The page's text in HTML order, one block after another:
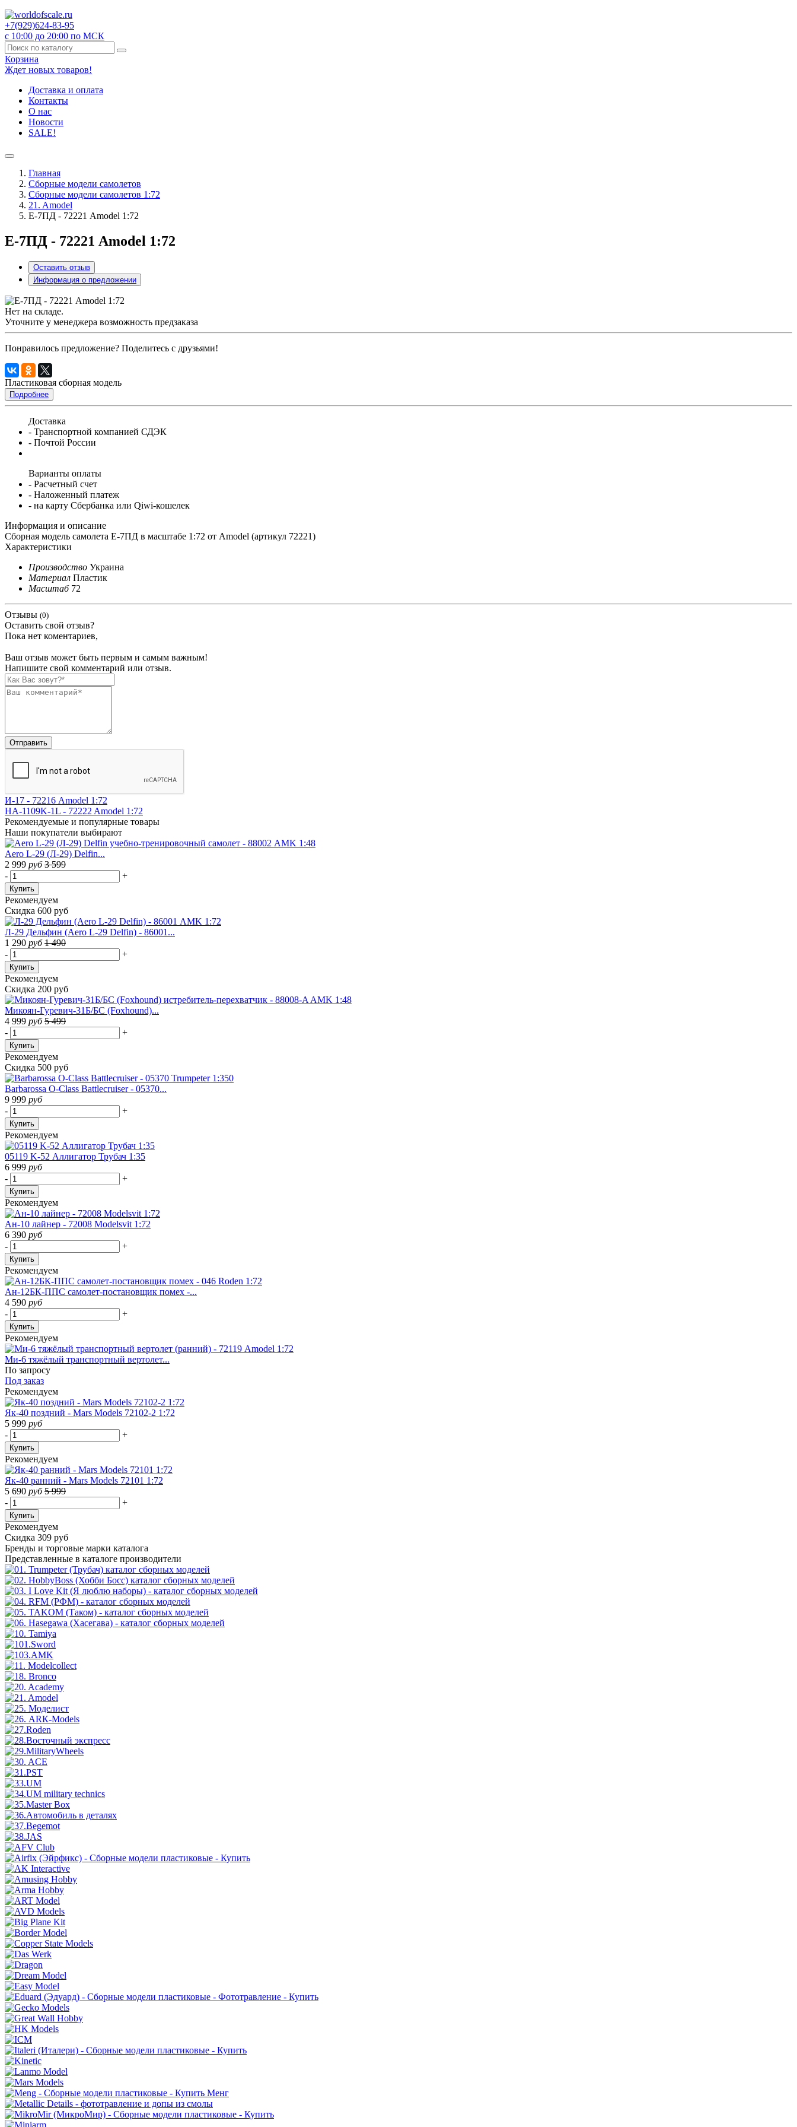
+7(929)624-83-95
с 10:00 до 20:00 по МСК
Корзина
Ждет новых товаров!
Доставка и оплата
Контакты
О нас
Новости
SALE!
Главная
Сборные модели самолетов
Сборные модели самолетов 1:72
21. Amodel
Е-7ПД - 72221 Amodel 1:72
Е-7ПД - 72221 Amodel 1:72
Оставить отзыв
Информация о предложении
Нет на складе.
Уточните у менеджера возможность предзаказа
Понравилось предложение? Поделитесь с друзьями!
Пластиковая сборная модель
Подробнее
Доставка
- Транспортной компанией СДЭК
- Почтой России
Варианты оплаты
- Расчетный счет
- Наложенный платеж
- на карту Сбербанка или Qiwi-кошелек
Информация и описание
Сборная модель самолета Е-7ПД в масштабе 1:72 от Amodel (артикул 72221)
Характеристики
Производство Украина
Материал Пластик
Масштаб 72
Отзывы (0)
Оставить свой отзыв?
Пока нет коментариев,
Ваш отзыв может быть первым и самым важным!
Напишите свой комментарий или отзыв.
И-17 - 72216 Amodel 1:72
HA-1109K-1L - 72222 Amodel 1:72
Рекомендуемые и популярные товары
Наши покупатели выбирают
Aero L-29 (Л-29) Delfin...
2 999 руб 3 599
-
+
Купить
Рекомендуем
Скидка 600 руб
Л-29 Дельфин (Aero L-29 Delfin) - 86001...
1 290 руб 1 490
-
+
Купить
Рекомендуем
Скидка 200 руб
Микоян-Гуревич-31Б/БС (Foxhound)...
4 999 руб 5 499
-
+
Купить
Рекомендуем
Скидка 500 руб
Barbarossa O-Class Battlecruiser - 05370...
9 999 руб
-
+
Купить
Рекомендуем
05119 K-52 Аллигатор Трубач 1:35
6 999 руб
-
+
Купить
Рекомендуем
Ан-10 лайнер - 72008 Modelsvit 1:72
6 390 руб
-
+
Купить
Рекомендуем
Ан-12БК-ППС самолет-постановщик помех -...
4 590 руб
-
+
Купить
Рекомендуем
Ми-6 тяжёлый транспортный вертолет...
По запросу
Под заказ
Рекомендуем
Як-40 поздний - Mars Models 72102-2 1:72
5 999 руб
-
+
Купить
Рекомендуем
Як-40 ранний - Mars Models 72101 1:72
5 690 руб 5 999
-
+
Купить
Рекомендуем
Скидка 309 руб
Бренды и торговые марки каталога
Представленные в каталоге производители